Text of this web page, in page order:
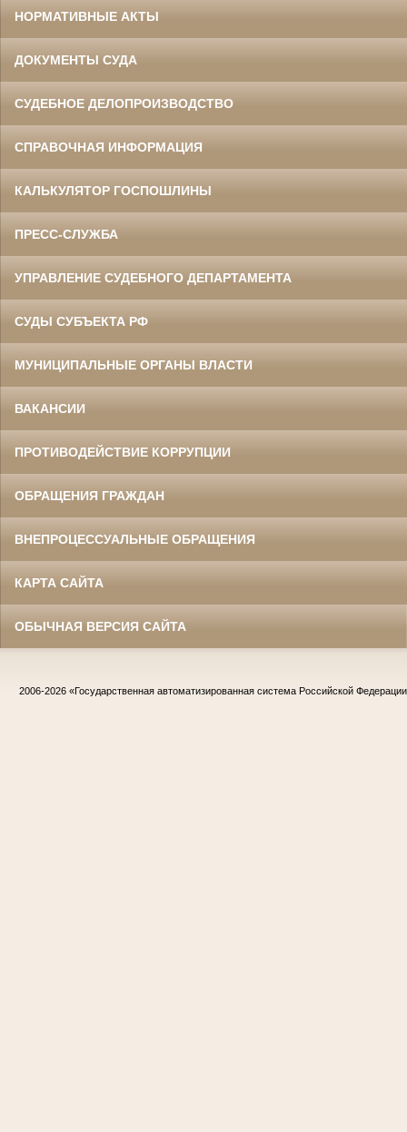
НОРМАТИВНЫЕ АКТЫ
ДОКУМЕНТЫ СУДА
СУДЕБНОЕ ДЕЛОПРОИЗВОДСТВО
СПРАВОЧНАЯ ИНФОРМАЦИЯ
КАЛЬКУЛЯТОР ГОСПОШЛИНЫ
ПРЕСС-СЛУЖБА
УПРАВЛЕНИЕ СУДЕБНОГО ДЕПАРТАМЕНТА
СУДЫ СУБЪЕКТА РФ
МУНИЦИПАЛЬНЫЕ ОРГАНЫ ВЛАСТИ
ВАКАНСИИ
ПРОТИВОДЕЙСТВИЕ КОРРУПЦИИ
ОБРАЩЕНИЯ ГРАЖДАН
ВНЕПРОЦЕССУАЛЬНЫЕ ОБРАЩЕНИЯ
КАРТА САЙТА
ОБЫЧНАЯ ВЕРСИЯ САЙТА
2006-2026 «Государственная автоматизированная система Российской